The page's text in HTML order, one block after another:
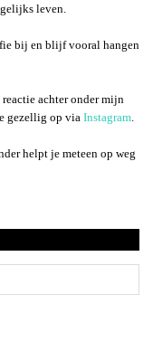
leven.
bij en blijf vooral hangen
achter onder mijn
gezellig op via Instagram
helpt je meteen op weg